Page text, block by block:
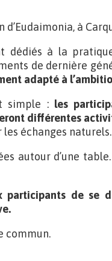
d’Eudaimonia, à
dédiés à la
de dernière
adapté à
simple :les
différentes
échanges naturels.
autour d’une
participants de se
commun.